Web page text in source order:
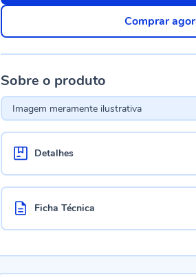
Comprar
Sobre o produto
Imagem meramente ilustrativa
Detalhes
Ficha Técnica